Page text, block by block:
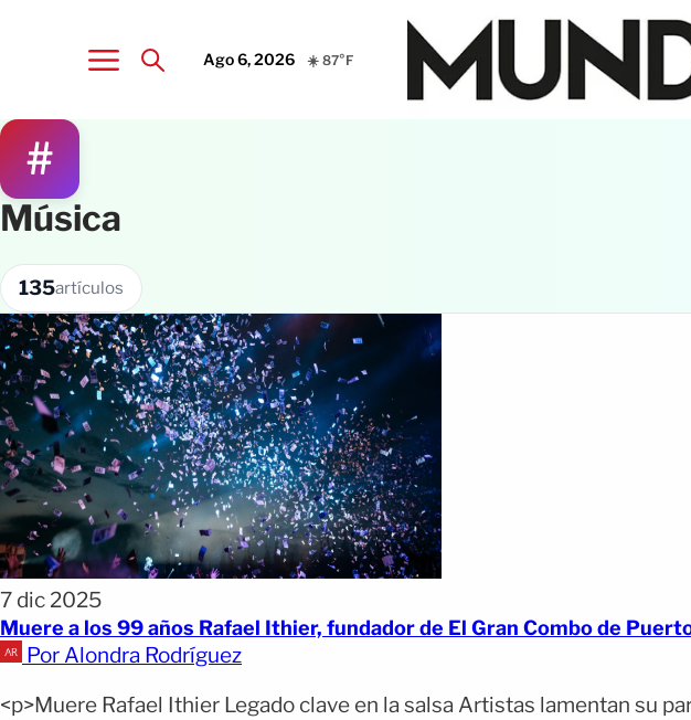
Ago 6, 2026 ☀️ 87°F
#
Música
135artículos
7 dic 2025
Muere a los 99 años Rafael Ithier, fundador de El Gran Combo de
Por Alondra Rodríguez
<p>Muere Rafael Ithier Legado clave en la salsa Artistas lamentan su